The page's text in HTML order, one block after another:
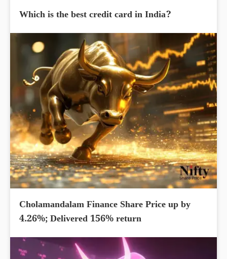
Which is the best credit card in India?
Cholamandalam Finance Share Price up by
4.26%; Delivered 156% return